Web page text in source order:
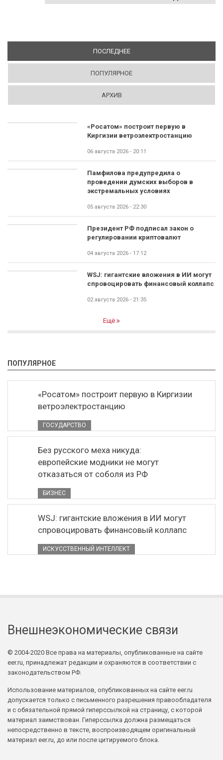
ПОСЛЕДНЕЕ(АКТИВНАЯ ВКЛАДКА)
ПОПУЛЯРНОЕ
АРХИВ
«Росатом» построит первую в
Киргизии ветроэлектростанцию
06 августа 2026 - 20:11
Памфилова предупредила о
проведении думских выборов в
экстремальных условиях
05 августа 2026 - 22:30
Президент РФ подписал закон о
регулировании криптовалют
04 августа 2026 - 17:12
WSJ: гигантские вложения в ИИ могут
спровоцировать финансовый коллапс
02 августа 2026 - 21:35
Ещё
ПОПУЛЯРНОЕ
«Росатом» построит первую в Киргизии
ветроэлектростанцию
ГОСУДАРСТВО
Без русского меха никуда:
европейские модники не могут
отказаться от соболя из РФ
БИЗНЕС
WSJ: гигантские вложения в ИИ могут
спровоцировать финансовый коллапс
ИСКУССТВЕННЫЙ ИНТЕЛЛЕКТ
Внешнеэкономические связи
© 2004-2020 Все права на материалы, опубликованные на сайте
eer.ru, принадлежат редакции и охраняются в соответствии с
законодательством РФ.
Использование материалов, опубликованных на сайте eer.ru
допускается только с письменного разрешения правообладателя
и с обязательной прямой гиперссылкой на страницу, с которой
материал заимствован. Гиперссылка должна размещаться
непосредственно в тексте, воспроизводящем оригинальный
материал eer.ru, до или после цитируемого блока.